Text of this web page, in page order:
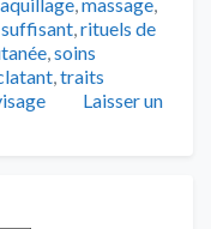
,rituels de
,soins
,traits
Laisser un